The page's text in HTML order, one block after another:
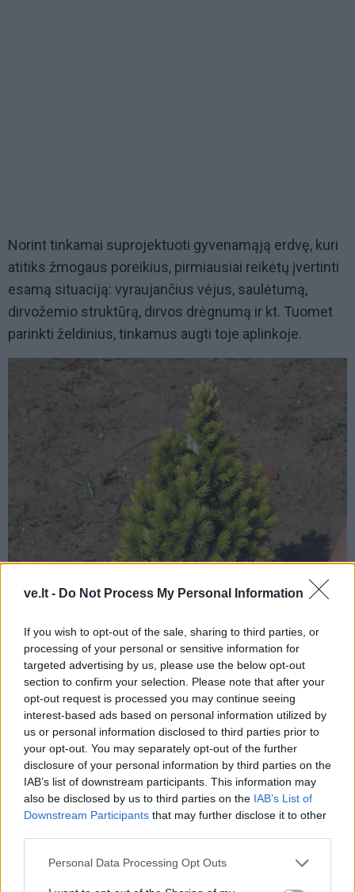
ve.lt - Do Not Process My Personal Information
If you wish to opt-out of the sale, sharing to third parties, or
processing of your personal or sensitive information for
targeted advertising by us, please use the below opt-out
section to confirm your selection. Please note that after your
opt-out request is processed you may continue seeing
interest-based ads based on personal information utilized by
us or personal information disclosed to third parties prior to
your opt-out. You may separately opt-out of the further
disclosure of your personal information by third parties on the
IAB’s list of downstream participants. This information may
also be disclosed by us to third parties on the IAB’s List of
Downstream Participants that may further disclose it to other
Personal Data Processing Opt Outs
Norint tinkamai suprojektuoti gyvenamąją erdvę, kuri
atitiks žmogaus poreikius, pirmiausiai reikėtų įvertinti
esamą situaciją: vyraujančius vėjus, saulėtumą,
dirvožemio struktūrą, dirvos drėgnumą ir kt. Tuomet
parinkti želdinius, tinkamus augti toje aplinkoje.
AUGALAI. Šiuo metu galima įsigyti daugybę įvairių
augalų, tačiau būtina žinoti jų poreikius: drėgmei,